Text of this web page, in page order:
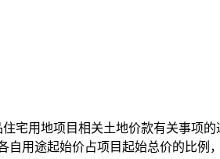
宅用地项目相关土地价款有关事项
用途起始价占项目起始总价的比例